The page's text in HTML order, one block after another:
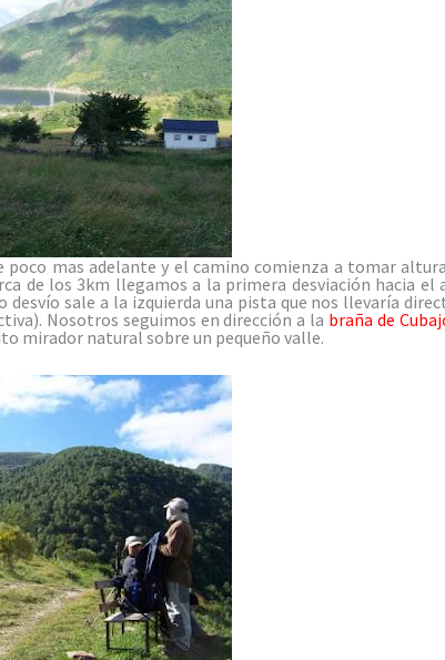
poco mas adelante y el camino comienza a tomar
de los 3km llegamos a la primera desviación hacia el
sale a la izquierda una pista que nos llevaría
Nosotros seguimos en dirección a la braña de
mirador natural sobre un pequeño valle.